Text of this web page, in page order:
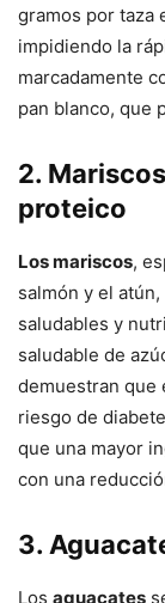
gramos por taza
impidiendo la
marcadamente
pan blanco, que
2.
proteico
Los mariscos,
salmón y el
saludables y
saludable de
demuestran que
riesgo de
que una mayor
con una
3.
Los aguacates